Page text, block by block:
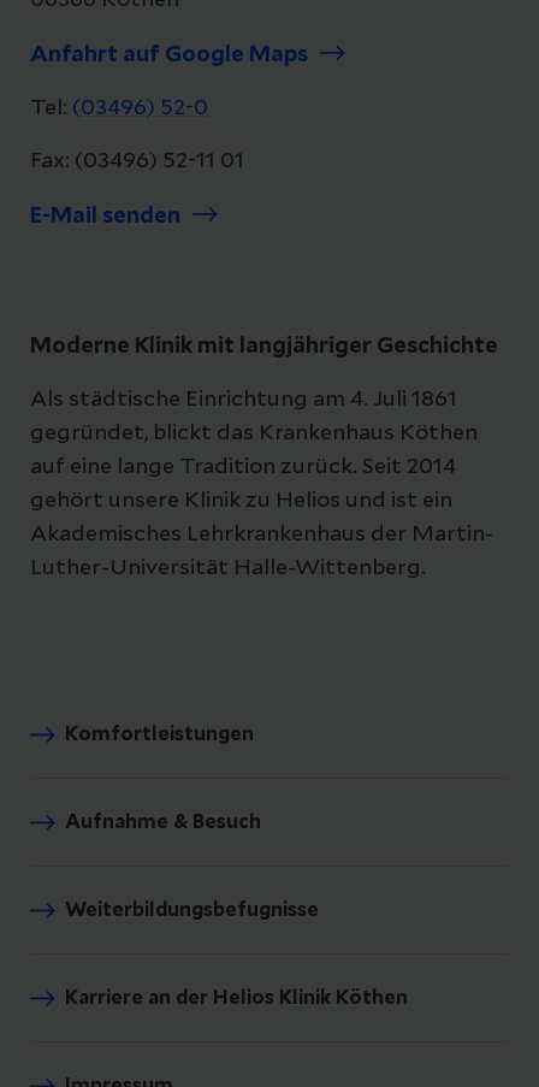
Anfahrt auf Google Maps
Tel: (03496) 52-0
Fax: (03496) 52-11 01
E-Mail senden
Moderne Klinik mit langjähriger Geschichte
Als städtische Einrichtung am 4. Juli 1861
gegründet, blickt das Krankenhaus Köthen
auf eine lange Tradition zurück. Seit 2014
gehört unsere Klinik zu Helios und ist ein
Akademisches Lehrkrankenhaus der Martin-
Luther-Universität Halle-Wittenberg.
Komfortleistungen
Aufnahme & Besuch
Weiterbildungsbefugnisse
Karriere an der Helios Klinik Köthen